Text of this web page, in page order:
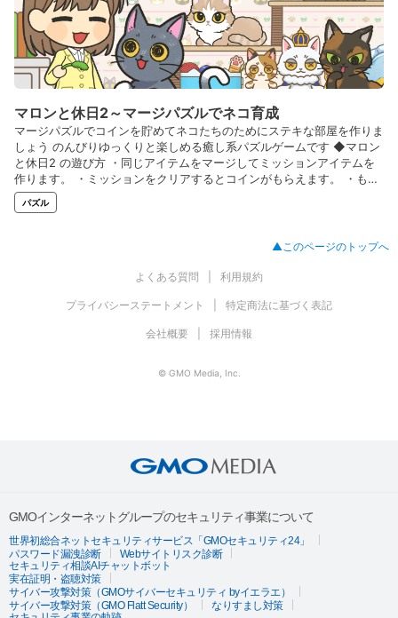
マロンと休日2～マージパズルでネコ育成
マージパズルでコインを貯めてネコたちのためにステキな部屋を作りま
しょう のんびりゆっくりと楽しめる癒し系パズルゲームです ◆マロン
と休日2 の遊び方 ・同じアイテムをマージしてミッションアイテムを
作ります。 ・ミッションをクリアするとコインがもらえます。 ・もら
ったコインでガチャを回し、家具、ネコのアクセサリ、ペル（アバタ
ー）の衣装などステキなアイテムをゲット！ ・ゲットしたアイテムで
がらネコを育成できます。 ・ネコとペルと一緒にお友達の部屋に訪問
パズル
▲このページのトップへ
よくある質問 利用規約
プライバシーステートメント 特定商法に基づく表記
会社概要 採用情報
© GMO Media, Inc.
GMOインターネットグループのセキュリティ事業について
世界初総合ネットセキュリティサービス「GMOセキュリティ24」
パスワード漏洩診断
Webサイトリスク診断
セキュリティ相談AIチャットボット
実在証明・盗聴対策
サイバー攻撃対策（GMOサイバーセキュリティ byイエラエ）
サイバー攻撃対策（GMO Flatt Security）
なりすまし対策